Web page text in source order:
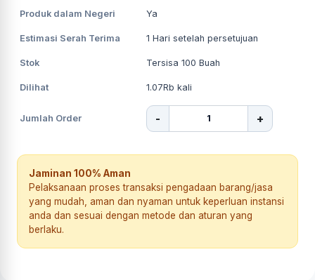
Produk dalam Negeri Ya
Estimasi Serah Terima 1 Hari setelah persetujuan
Stok Tersisa 100 Buah
Dilihat 1.07Rb kali
Jumlah Order - +
Jaminan 100% Aman
Pelaksanaan proses transaksi pengadaan barang/jasa
yang mudah, aman dan nyaman untuk keperluan instansi
anda dan sesuai dengan metode dan aturan yang
berlaku.